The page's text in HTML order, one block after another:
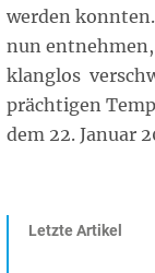
werden
nun entnehmen,
klanglos
prächtigen
dem 22. Januar
Letzte Artikel